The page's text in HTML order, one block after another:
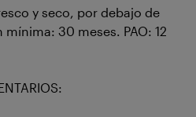
y seco, por debajo de
30 meses. PAO: 12